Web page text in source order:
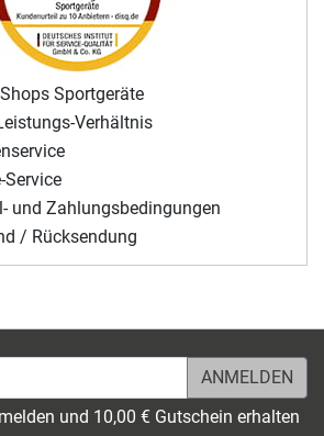
Sportgeräte
Verhältnis
Service
und Zahlungsbedingungen
/ Rücksendung
und 10,00 € Gutschein erhalten